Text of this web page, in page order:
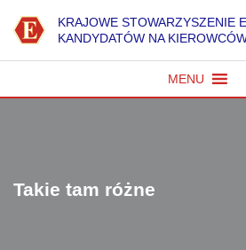
KRAJOWESTOWARZYSZENIE
KANDYDATÓW NA
MENU
Takie tam różne